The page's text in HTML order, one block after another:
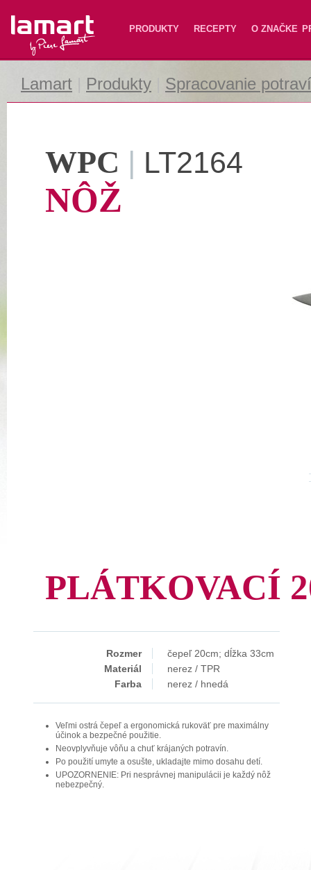
Lamart PRODUKTY RECEPTY O ZNAČKE
Lamart Produkty Spracovanie
WPC | LT2164
NÔŽ
PLÁTKOVACÍ
Rozmer
čepeľ 20cm; dĺžka 33cm
Materiál
nerez / TPR
Farba
nerez / hnedá
Veľmi ostrá čepeľ a ergonomická rukoväť pre maximálny
účinok a bezpečné použitie.
Neovplyvňuje vôňu a chuť krájaných potravín.
Po použití umyte a osušte, ukladajte mimo dosahu detí.
UPOZORNENIE: Pri nesprávnej manipulácii je každý nôž
nebezpečný.